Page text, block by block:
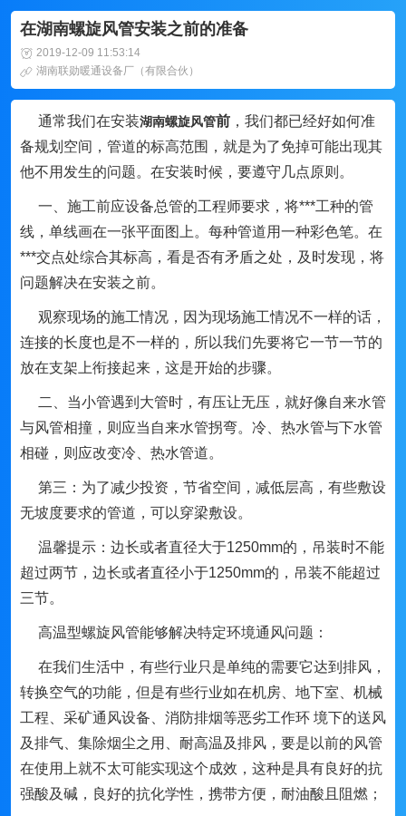
在湖南螺旋风管安装之前的准备
2019-12-09 11:53:14
湖南联勋暖通设备厂（有限合伙）
通常我们在安装湖南螺旋风管前 ，我们都已经好如何准
备规划空间，管道的标高范围，就是为了免掉可能出现其
他不用发生的问题。在安装时候，要遵守几点原则。
一、施工前应设备总管的工程师要求，将***工种的管
线，单线画在一张平面图上。每种管道用一种彩色笔。在
***交点处综合其标高，看是否有矛盾之处，及时发现，将
问题解决在安装之前。
观察现场的施工情况，因为现场施工情况不一样的话，
连接的长度也是不一样的，所以我们先要将它一节一节的
放在支架上衔接起来，这是开始的步骤。
二、当小管遇到大管时，有压让无压，就好像自来水管
与风管相撞，则应当自来水管拐弯。冷、热水管与下水管
相碰，则应改变冷、热水管道。
第三：为了减少投资，节省空间，减低层高，有些敷设
无坡度要求的管道，可以穿梁敷设。
温馨提示：边长或者直径大于1250mm的，吊装时不能
超过两节，边长或者直径小于1250mm的，吊装不能超过
三节。
高温型螺旋风管能够解决特定环境通风问题：
在我们生活中，有些行业只是单纯的需要它达到排风，
转换空气的功能，但是有些行业如在机房、地下室、机械
工程、采矿通风设备、消防排烟等恶劣工作环 境下的送风
及排气、集除烟尘之用、耐高温及排风，要是以前的风管
在使用上就不太可能实现这个成效，这种是具有良好的抗
强酸及碱，良好的抗化学性，携带方便，耐油酸且阻燃；